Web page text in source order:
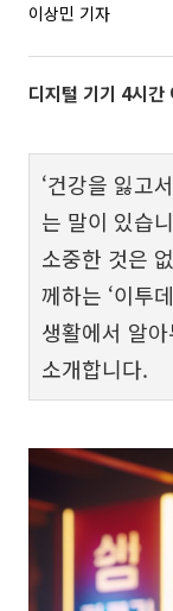
이상민 기자
디지털 기기 4시
‘건강을 잃고
는 말이 있습
소중한 것은
께하는 ‘이투
생활에서 알
소개합니다.